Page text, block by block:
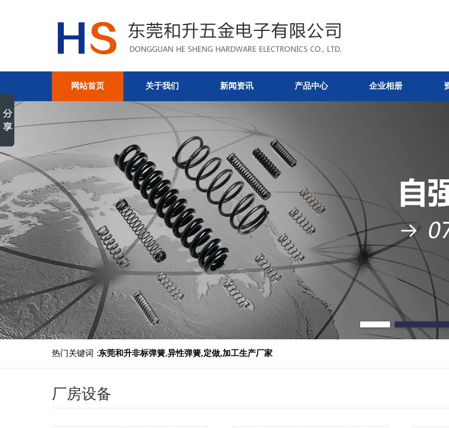
厂房设备-东莞和升五金电子有限公司
网站首页 关于我们 新闻资讯 产品中心 企业相册
热门关键词：东莞和升非标弹簧,异性弹簧,定做,加工生产厂家
厂房设备